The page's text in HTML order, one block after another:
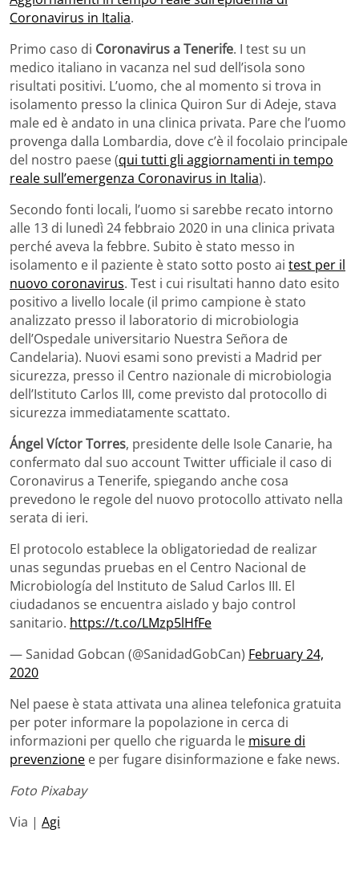
Coronavirus in Italia.
Primo caso di Coronavirus a Tenerife. I test su un
medico italiano in vacanza nel sud dell’isola sono
risultati positivi. L’uomo, che al momento si trova in
isolamento presso la clinica Quiron Sur di Adeje, stava
male ed è andato in una clinica privata. Pare che l’uomo
provenga dalla Lombardia, dove c’è il focolaio principale
del nostro paese (qui tutti gli aggiornamenti in tempo
reale sull’emergenza Coronavirus in Italia).
Secondo fonti locali, l’uomo si sarebbe recato intorno
alle 13 di lunedì 24 febbraio 2020 in una clinica privata
perché aveva la febbre. Subito è stato messo in
isolamento e il paziente è stato sotto posto ai test per il
nuovo coronavirus. Test i cui risultati hanno dato esito
positivo a livello locale (il primo campione è stato
analizzato presso il laboratorio di microbiologia
dell’Ospedale universitario Nuestra Señora de
Candelaria). Nuovi esami sono previsti a Madrid per
sicurezza, presso il Centro nazionale di microbiologia
dell’Istituto Carlos III, come previsto dal protocollo di
sicurezza immediatamente scattato.
Ángel Víctor Torres, presidente delle Isole Canarie, ha
confermato dal suo account Twitter ufficiale il caso di
Coronavirus a Tenerife, spiegando anche cosa
prevedono le regole del nuovo protocollo attivato nella
serata di ieri.
El protocolo establece la obligatoriedad de realizar
unas segundas pruebas en el Centro Nacional de
Microbiología del Instituto de Salud Carlos III. El
ciudadanos se encuentra aislado y bajo control
sanitario. https://t.co/LMzp5lHfFe
— Sanidad Gobcan (@SanidadGobCan) February 24,
2020
Nel paese è stata attivata una alinea telefonica gratuita
per poter informare la popolazione in cerca di
informazioni per quello che riguarda le misure di
prevenzione e per fugare disinformazione e fake news.
Foto Pixabay
Via | Agi